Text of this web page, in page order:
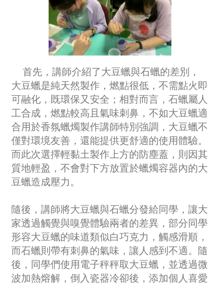
首先，講師介紹了大豆蠟與石蠟的差別，
大豆蠟是純天然製作，燃點很低，不需點火即
可融化，既環保又安全；相對而言，石蠟屬人
工合成，燃點較高且氣味刺鼻，不如大豆蠟適
合用於香氛蠟燭製作講師特別強調，大豆蠟不
僅對環境友善，還能提供更舒適的使用體驗。
而此次選擇輕黏土製作上方的防塵蓋，則因其
質地輕盈，不會對下方放置於蠟燭容器內的大
豆蠟造成壓力。
隨後，講師將大豆蠟與石蠟分發給同學，讓大
家透過觸覺與嗅覺體驗兩者的差異，部分同學
形容大豆蠟的味道類似白巧克力，觸感滑順，
而石蠟則帶有刺鼻的氣味，讓人感到不適。隨
後，同學們使用電子秤秤取大豆蠟，並透過微
波加熱熔解，倒入瓷器冷卻後，添加個人喜愛